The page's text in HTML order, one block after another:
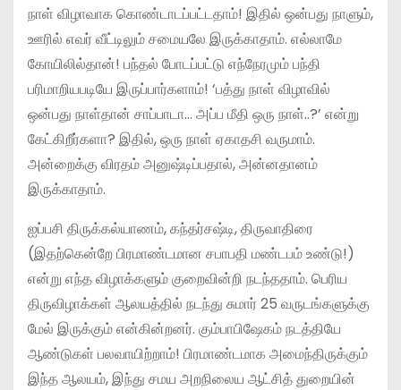
நாள் விழாவாக கொண்டாடப்பட்டதாம்! இதில் ஒன்பது நாளும்,
ஊரில் எவர் வீட்டிலும் சமையலே இருக்காதாம். எல்லாமே
கோயிலில்தான்! பந்தல் போடப்பட்டு எந்நேரமும் பந்தி
பரிமாறியபடியே இருப்பார்களாம்! ‘பத்து நாள் விழாவில்
ஒன்பது நாள்தான் சாப்பாடா… அப்ப மீதி ஒரு நாள்..?’ என்று
கேட்கிறீர்களா? இதில், ஒரு நாள் ஏகாதசி வருமாம்.
அன்றைக்கு விரதம் அனுஷ்டிப்பதால், அன்னதானம்
இருக்காதாம்.
ஐப்பசி திருக்கல்யாணம், கந்தர்சஷ்டி, திருவாதிரை
(இதற்கென்றே பிரமாண்டமான சபாபதி மண்டபம் உண்டு!)
என்று எந்த விழாக்களும் குறைவின்றி நடந்ததாம். பெரிய
திருவிழாக்கள் ஆலயத்தில் நடந்து சுமார் 25 வருடங்களுக்கு
மேல் இருக்கும் என்கின்றனர். கும்பாபிஷேகம் நடத்தியே
ஆண்டுகள் பலவாயிற்றாம்! பிரமாண்டமாக அமைந்திருக்கும்
இந்த ஆலயம், இந்து சமய அறநிலைய ஆட்சித் துறையின்